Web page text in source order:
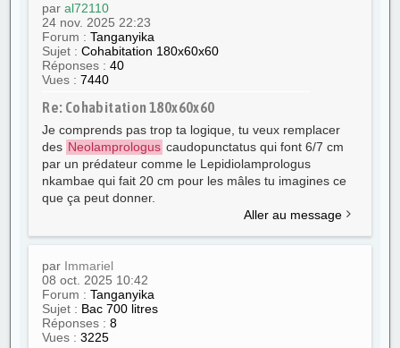
paral72110
24 nov. 2025 22:23
Forum :Tanganyika
Sujet :Cohabitation 180x60x60
Réponses :40
Vues :7440
Re: Cohabitation 180x60x60
Je comprends pas trop ta logique, tu veux remplacer
des Neolamprologus caudopunctatus qui font 6/7 cm
par un prédateur comme le Lepidiolamprologus
nkambae qui fait 20 cm pour les mâles tu imagines ce
que ça peut donner.
Aller au message
par Immariel
08 oct. 2025 10:42
Forum :Tanganyika
Sujet : Bac 700 litres
Réponses :8
Vues :3225